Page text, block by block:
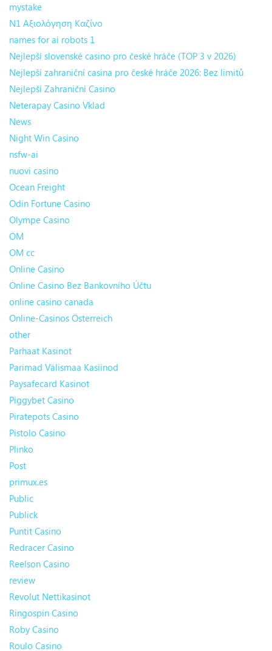
mystake
N1 Αξιολόγηση Καζίνο
names for ai robots 1
Nejlepší slovenské casino pro české hráče (TOP 3 v 2026)
Nejlepší zahraniční casina pro české hráče 2026: Bez limitů
Nejlepší Zahraniční Casino
Neterapay Casino Vklad
News
Night Win Casino
nsfw-ai
nuovi casino
Ocean Freight
Odin Fortune Casino
Olympe Casino
OM
OM cc
Online Casino
Online Casino Bez Bankovního Účtu
online casino canada
Online-Casinos Österreich
other
Parhaat Kasinot
Parimad Välismaa Kasiinod
Paysafecard Kasinot
Piggybet Casino
Piratepots Casino
Pistolo Casino
Plinko
Post
primux.es
Public
Publick
Puntit Casino
Redracer Casino
Reelson Casino
review
Revolut Nettikasinot
Ringospin Casino
Roby Casino
Roulo Casino